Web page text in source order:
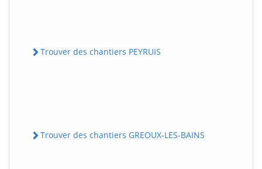
Trouver des chantiers PEYRUIS
Trouver des chantiers GREOUX-LES-BAINS